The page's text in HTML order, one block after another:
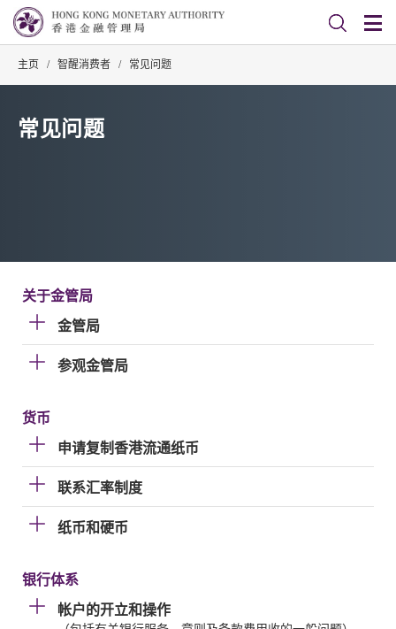
主页 / 智醒消费者 / 常见问题
常见问题
关于金管局
金管局
参观金管局
货币
申请复制香港流通纸币
联系汇率制度
纸币和硬币
银行体系
帐户的开立和操作